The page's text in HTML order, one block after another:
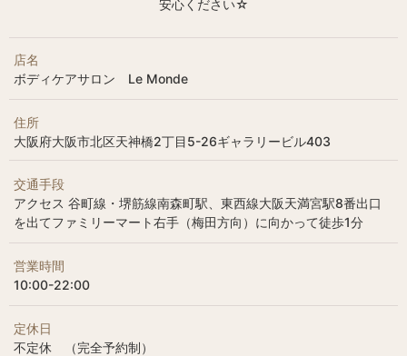
安心ください☆
店名
ボディケアサロン Le Monde
住所
大阪府大阪市北区天神橋2丁目5-26ギャラリービル403
交通手段
アクセス 谷町線・堺筋線南森町駅、東西線大阪天満宮駅8番出口
を出てファミリーマート右手（梅田方向）に向かって徒歩1分
営業時間
10:00-22:00
定休日
不定休 （完全予約制）